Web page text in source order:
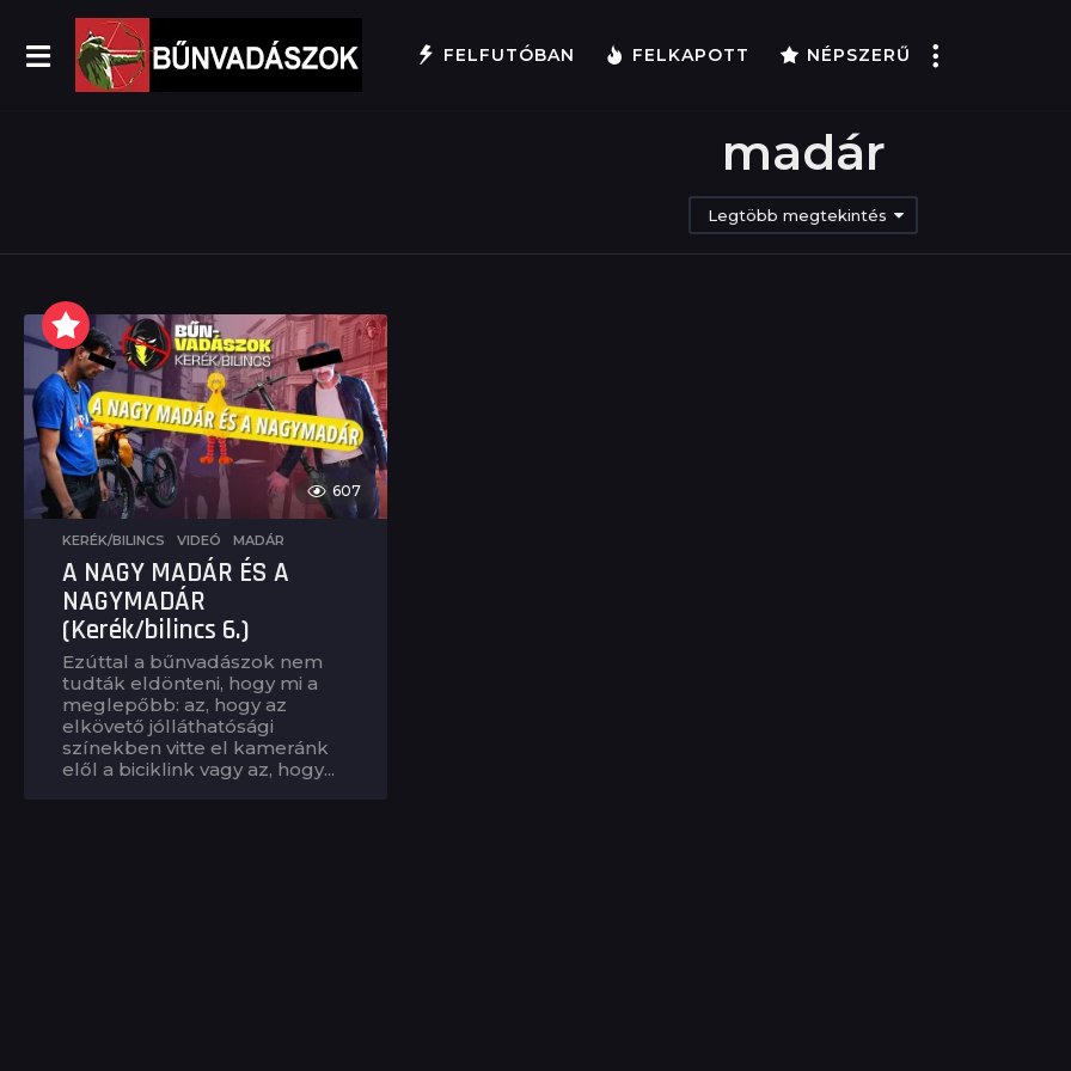
FELFUTÓBAN FELKAPOTT NÉPSZERŰ
madár
Legtöbb megtekintés
607
KERÉK/BILINCS ,VIDEÓ MADÁR
A NAGY MADÁR ÉS A
NAGYMADÁR
(Kerék/bilincs 6.)
Ezúttal a bűnvadászok nem
tudták eldönteni, hogy mi a
meglepőbb: az, hogy az
elkövető jólláthatósági
színekben vitte el kameránk
elől a biciklink vagy az, hogy...